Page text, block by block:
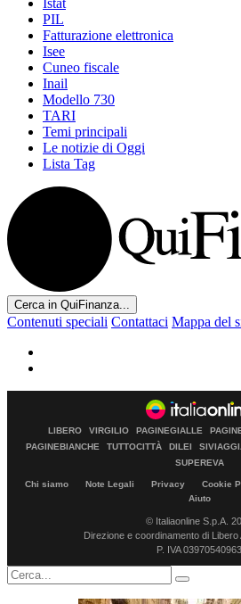
PIL
Fatturazione elettronica
Isee
Cuneo fiscale
Inail
Modello 730
TARI
Temi principali
Le notizie di Oggi
Lista Tag
Cerca in QuiFinanza...
Contenuti speciali Contattaci Mappa del
LIBERO VIRGILIO PAGINEGIALLE
PAGINEBIANCHE
TUTTOCITTÀ DILEI
SUPEREVA
Chi siamo Note Legali Privacy Cookie
Aiuto
© Italiaonline S.p.A.
Direzione e coordinamento di Libero
P. IVA 03970540963